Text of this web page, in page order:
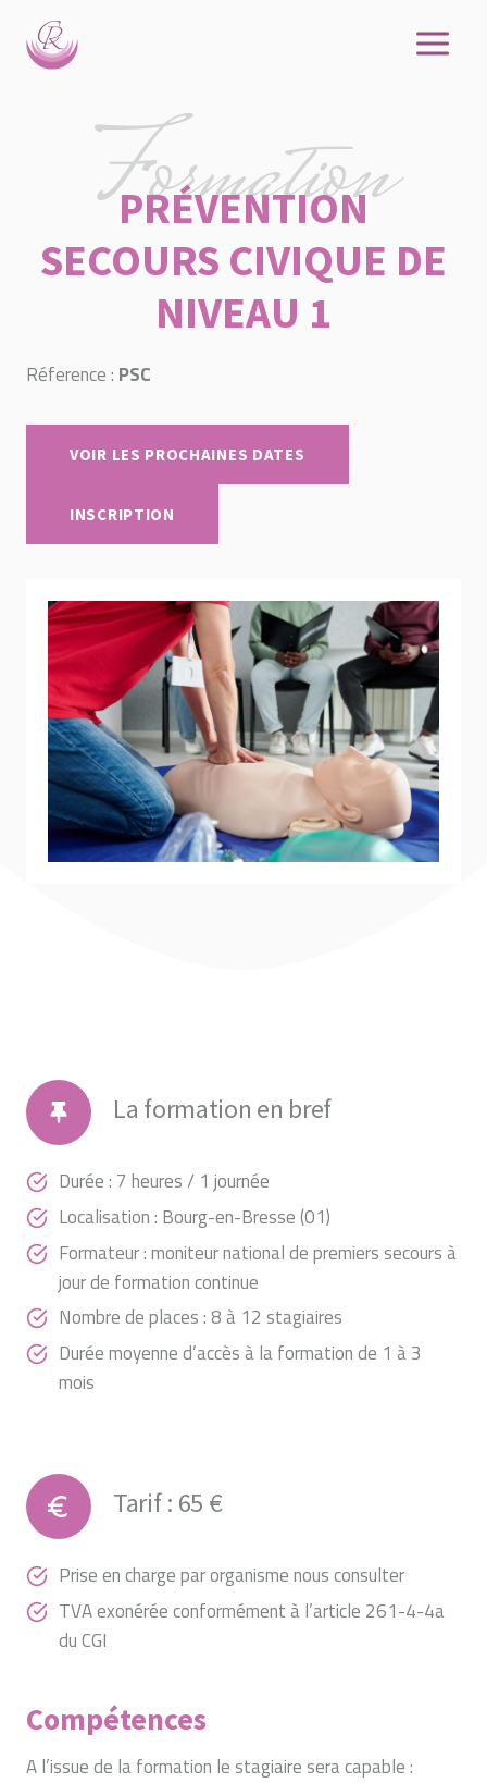
contenu
Formation
PRÉVENTION
SECOURS CIVIQUE DE
NIVEAU 1
Réference : PSC
VOIR LES PROCHAINES DATES
INSCRIPTION
La formation en bref
Durée : 7 heures / 1 journée
Localisation : Bourg-en-Bresse (01)
Formateur : moniteur national de premiers secours à
jour de formation continue
Nombre de places : 8 à 12 stagiaires
Durée moyenne d’accès à la formation de 1 à 3
mois
Tarif : 65 €
Prise en charge par organisme nous consulter
TVA exonérée conformément à l’article 261-4-4a
du CGI
Compétences
A l’issue de la formation le stagiaire sera capable :